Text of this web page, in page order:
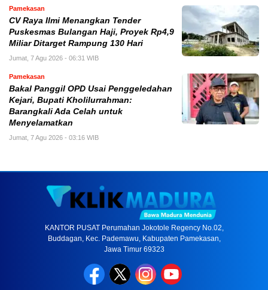
Pamekasan
CV Raya Ilmi Menangkan Tender
Puskesmas Bulangan Haji, Proyek Rp4,9
Miliar Ditarget Rampung 130 Hari
Jumat, 7 Agu 2026 - 06:31 WIB
Pamekasan
Bakal Panggil OPD Usai Penggeledahan
Kejari, Bupati Kholilurrahman:
Barangkali Ada Celah untuk
Menyelamatkan
Jumat, 7 Agu 2026 - 03:16 WIB
KANTOR PUSAT Perumahan Jokotole Regency No.02,
Buddagan, Kec. Pademawu, Kabupaten Pamekasan,
Jawa Timur 69323